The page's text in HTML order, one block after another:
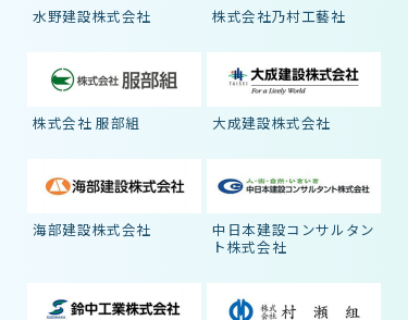
水野建設株式会社 株式会社乃村工藝社
株式会社 服部組 大成建設株式会社
海部建設株式会社
中日本建設コンサルタン
ト株式会社